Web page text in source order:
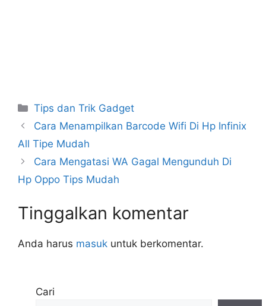
Kategori
Tips dan Trik Gadget
Cara Menampilkan Barcode Wifi Di Hp Infinix
All Tipe Mudah
Cara Mengatasi WA Gagal Mengunduh Di
Hp Oppo Tips Mudah
Tinggalkan komentar
Anda harus masuk untuk berkomentar.
Cari